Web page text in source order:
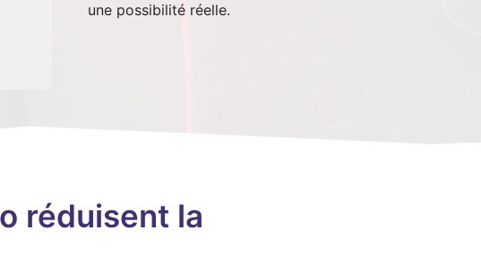
une possibilité réelle.
réduisent la